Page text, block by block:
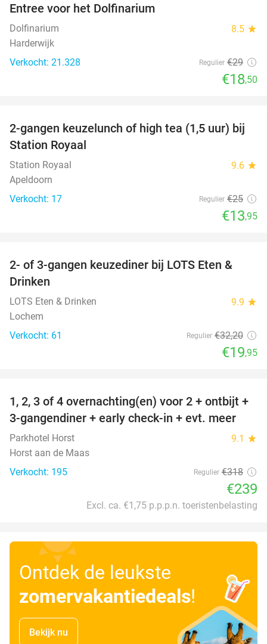
Entree voor het Dolfinarium
Dolfinarium 8.5 star
Harderwijk
Verkocht: 21.328
Regulier €29
€18,50
44%
2-gangen keuzelunch of high tea (1,5 uur) bij
Station Royaal
Station Royaal 9.6 star
Apeldoorn
Verkocht: 17
Regulier €25
€13,95
38%
2- of 3-gangen keuzediner bij LOTS Eten &
Drinken
LOTS Eten & Drinken 9.9 star
Lochem
Verkocht: 61
Regulier €32,20
€19,95
25%
1, 2, 3 of 4 overnachting(en) voor 2 + ontbijt +
3-gangendiner + early check-in + evt. meer
Parkhotel Horst 9.1 star
Horst aan de Maas
Verkocht: 195
Regulier €318
€239
Excl. ca. €1,75 p.p.p.n. toeristenbelasting
Ontdek de leukste
zomervakantiedeals!
Bekijk nu